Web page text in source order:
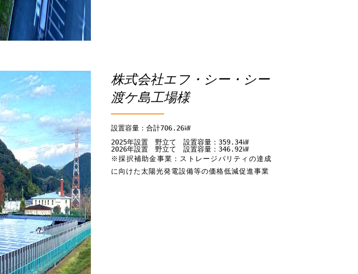
株式会社エフ・シー・シー
渡ケ島工場様
設置容量：合計706.26㎾
2025年設置　野立て　設置容量：359.34㎾
2026年設置　野立て　設置容量：346.92㎾
※採択補助金事業：ストレージパリティの達成
に向けた太陽光発電設備等の価格低減促進事業